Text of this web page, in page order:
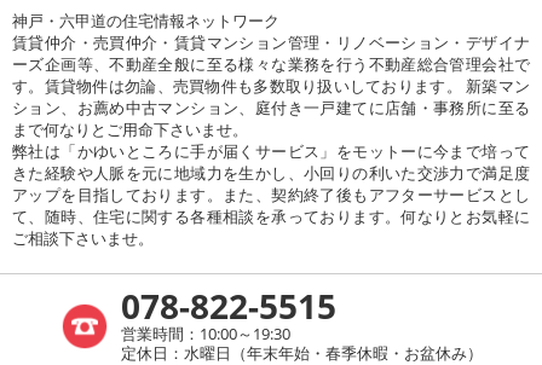
神戸・六甲道の住宅情報ネットワーク
賃貸仲介・売買仲介・賃貸マンション管理・リノベーション・デザイナ
ーズ企画等、不動産全般に至る様々な業務を行う不動産総合管理会社で
す。賃貸物件は勿論、売買物件も多数取り扱いしております。 新築マン
ション、お薦め中古マンション、庭付き一戸建てに店舗・事務所に至る
まで何なりとご用命下さいませ。
弊社は「かゆいところに手が届くサービス」をモットーに今まで培って
きた経験や人脈を元に地域力を生かし、小回りの利いた交渉力で満足度
アップを目指しております。また、契約終了後もアフターサービスとし
て、随時、住宅に関する各種相談を承っております。何なりとお気軽に
ご相談下さいませ。
078-822-5515
営業時間：10:00～19:30
定休日：水曜日（年末年始・春季休暇・お盆休み）